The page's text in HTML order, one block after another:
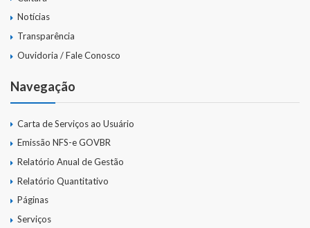
Notícias
Transparência
Ouvidoria / Fale Conosco
Navegação
Carta de Serviços ao Usuário
Emissão NFS-e GOVBR
Relatório Anual de Gestão
Relatório Quantitativo
Páginas
Serviços